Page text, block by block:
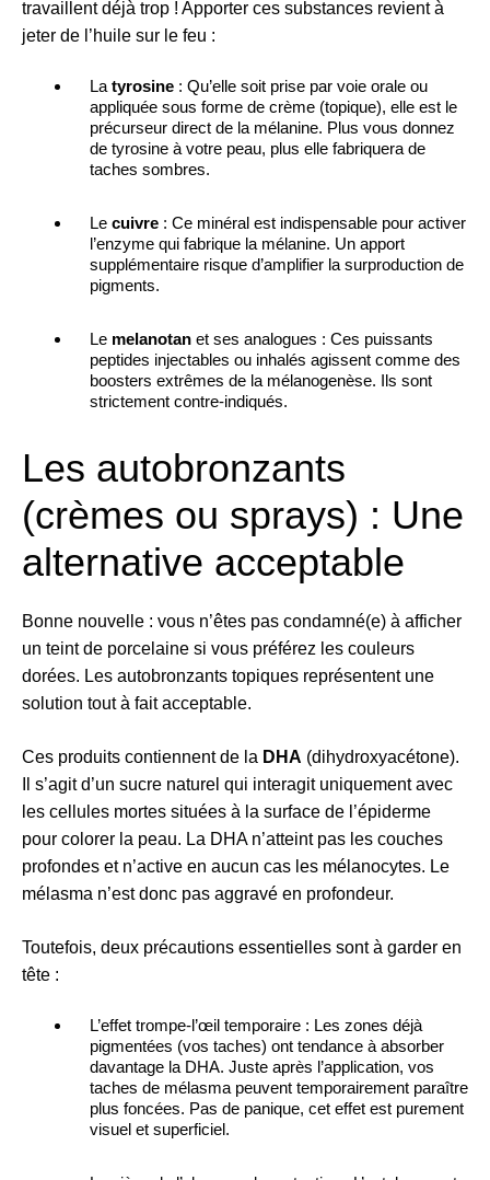
travaillent déjà trop ! Apporter ces substances revient à
jeter de l’huile sur le feu :
La tyrosine : Qu’elle soit prise par voie orale ou
appliquée sous forme de crème (topique), elle est le
précurseur direct de la mélanine. Plus vous donnez
de tyrosine à votre peau, plus elle fabriquera de
taches sombres.
Le cuivre : Ce minéral est indispensable pour activer
l’enzyme qui fabrique la mélanine. Un apport
supplémentaire risque d’amplifier la surproduction de
pigments.
Le melanotan et ses analogues : Ces puissants
peptides injectables ou inhalés agissent comme des
boosters extrêmes de la mélanogenèse. Ils sont
strictement contre-indiqués.
Les autobronzants
(crèmes ou sprays) : Une
alternative acceptable
Bonne nouvelle : vous n’êtes pas condamné(e) à afficher
un teint de porcelaine si vous préférez les couleurs
dorées. Les autobronzants topiques représentent une
solution tout à fait acceptable.
Ces produits contiennent de la DHA (dihydroxyacétone).
Il s’agit d’un sucre naturel qui interagit uniquement avec
les cellules mortes situées à la surface de l’épiderme
pour colorer la peau. La DHA n’atteint pas les couches
profondes et n’active en aucun cas les mélanocytes. Le
mélasma n’est donc pas aggravé en profondeur.
Toutefois, deux précautions essentielles sont à garder en
tête :
L’effet trompe-l’œil temporaire : Les zones déjà
pigmentées (vos taches) ont tendance à absorber
davantage la DHA. Juste après l’application, vos
taches de mélasma peuvent temporairement paraître
plus foncées. Pas de panique, cet effet est purement
visuel et superficiel.